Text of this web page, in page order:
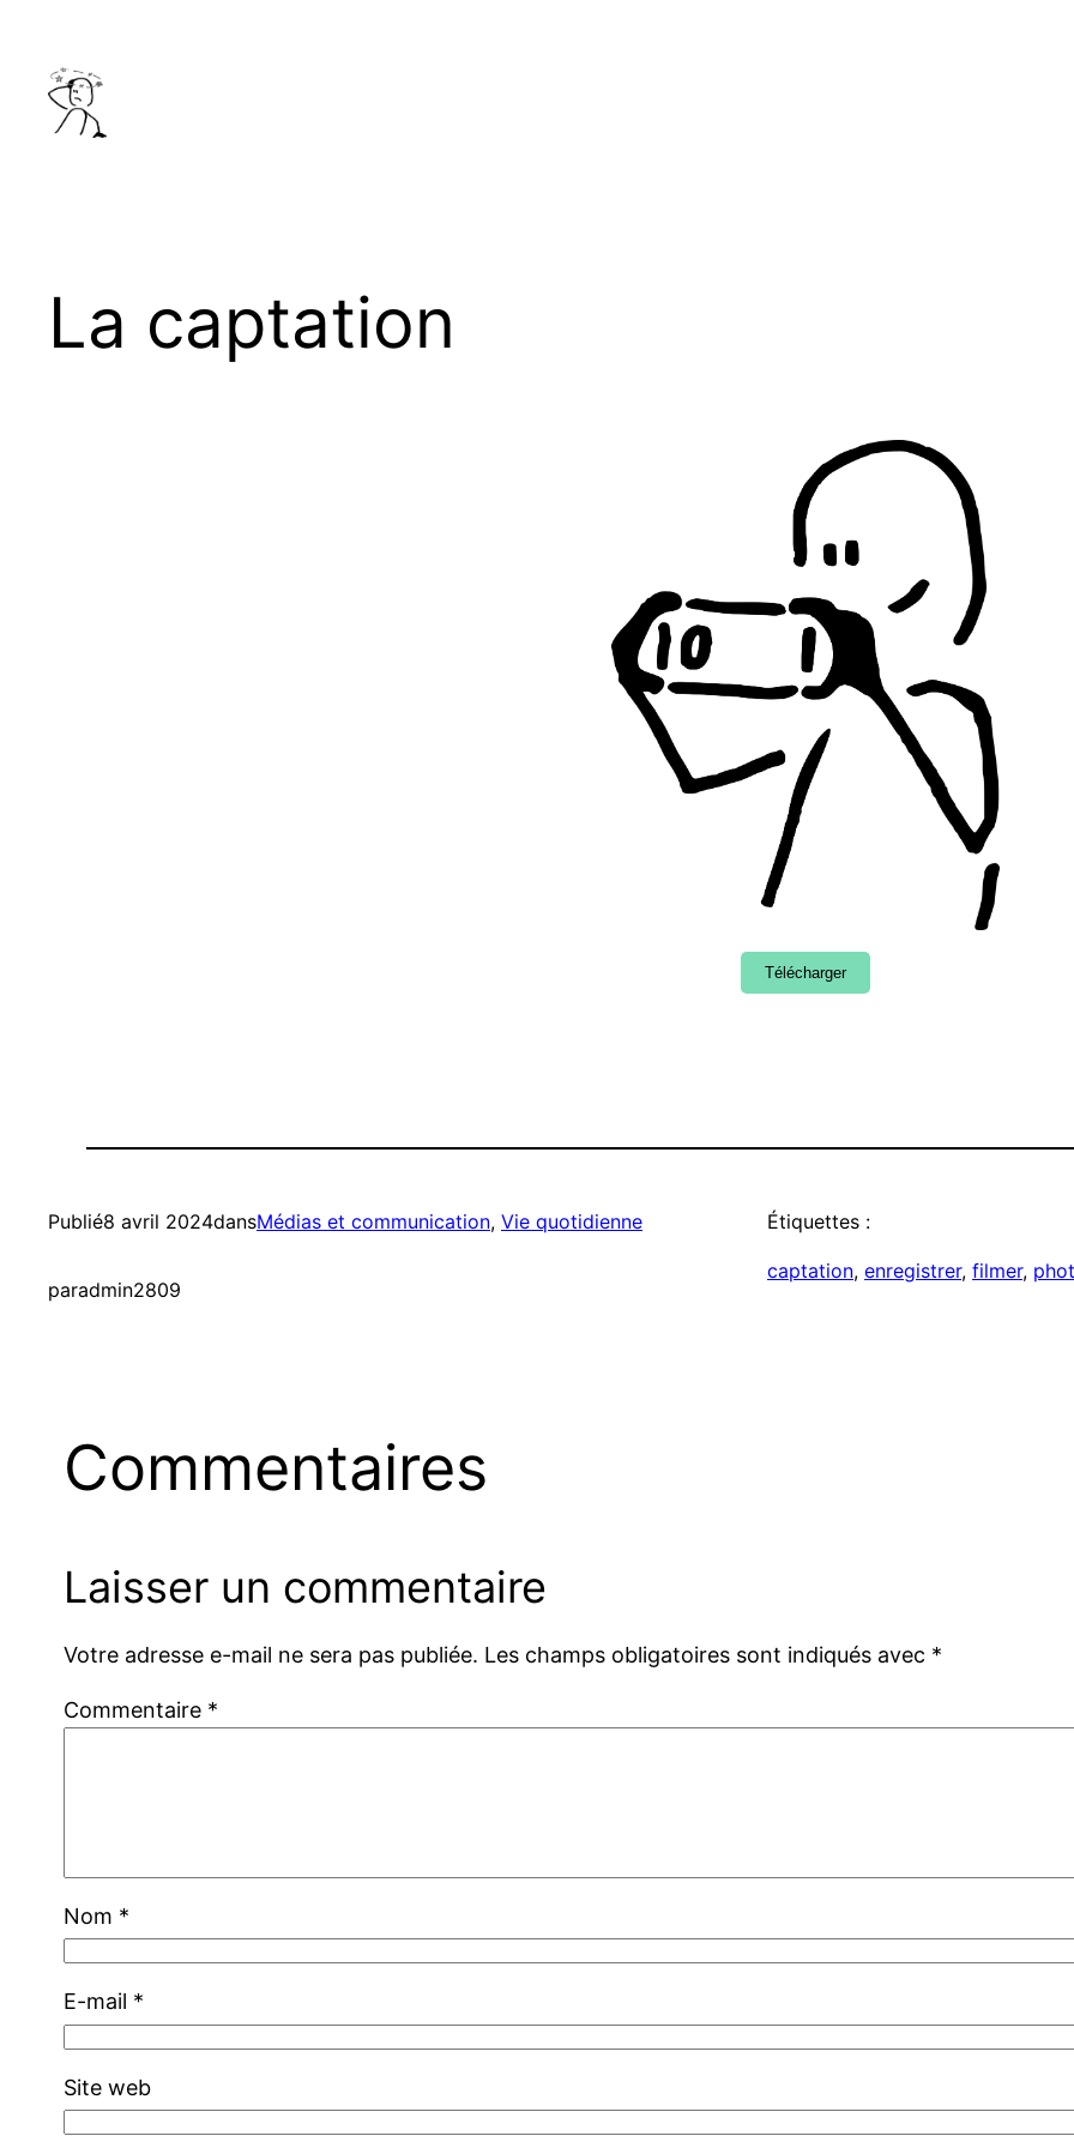
contenu
La captation
Télécharger
Publié8 avril 2024dansMédias et communication, Vie quotidienne
paradmin2809
Étiquettes :
captation, enregistrer, filmer,
Commentaires
Laisser un commentaire
Votre adresse e-mail ne sera pas publiée. Les champs obligatoires sont indiqués avec *
Commentaire *
Nom *
E-mail *
Site web